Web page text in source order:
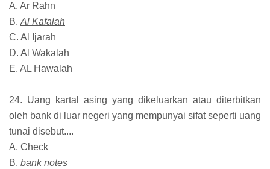
A. Ar Rahn
B. Al Kafalah
C. Al Ijarah
D. Al Wakalah
E. AL Hawalah
24. Uang kartal asing yang dikeluarkan atau diterbitkan
oleh bank di luar negeri yang mempunyai sifat seperti uang
tunai disebut....
A. Check
B. bank notes